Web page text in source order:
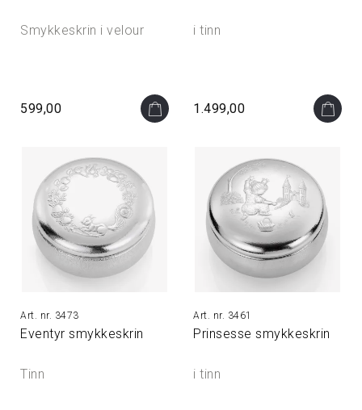
Smykkeskrin i velour
599,00
i tinn
1.499,00
3473
Eventyr smykkeskrin
Tinn
3461
Prinsesse smykkeskrin
i tinn